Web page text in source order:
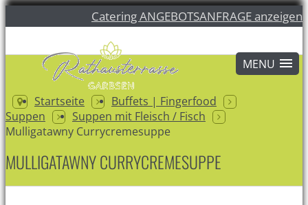
Catering ANGEBOTSANFRAGE anzeigen
Startseite
Buffets | Fingerfood
Suppen
Suppen mit Fleisch / Fisch
Mulligatawny Currycremesuppe
MULLIGATAWNY CURRYCREMESUPPE